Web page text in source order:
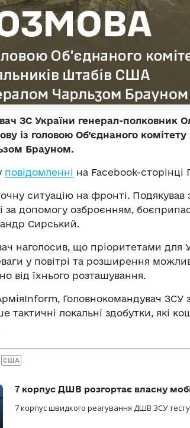
ЗС України генерал-полковник
із головою Об’єднаного
Брауном.
повідомленні на Facebook-сторінці
ситуацію на фронті. Подякував
за допомогу озброєнням,
Сирський.
наголосив, що пріоритетами для
у повітрі та розширення
від їхнього розташування.
Головнокомандувач ЗСУ
тактичні локальні здобутки, які
США
7 корпус ДШВ розгортає власну
7 корпус швидкого реагування ДШВ ЗСУ